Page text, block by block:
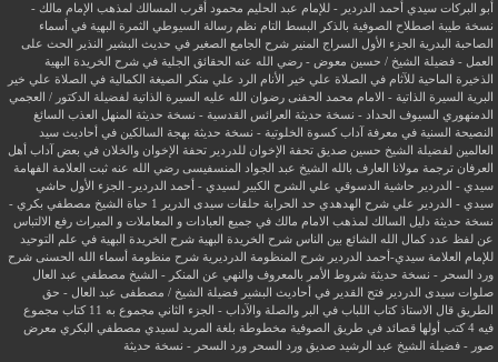
أبو البركات سيدي أحمد الدردير - للإمام عبد الحليم محمود
أقرب المسالك لمذهب الإمام مالك -
نسخة طيبة اصطلاح الصوفية بالذكر البسط التام نظم رسالة السيوطي
الثمرة البهية في أسماء
الصاحبة البدرية
الجزء الأول السراج المنير شرح الجامع الصغير في حديث البشير النذير
الحث على
العمل - فضيلة الشيخ / حسين معوض - رضي الله عنه
الحقائق الجلية في شرح الخريدة البهية
الذخيرة الماحية للآثام في الصلاة علي خير الأنام
الرد علي منكر الصيغة الكمالية في الصلاة علي خير
البرية
السيرة الذاتية - الامام محمد الحفنى رضوان الله عليه
السيرة الذاتية لفضيلة الدكتور / العجمي
الدمنهوري
السيوف الحداد - نسخة حديثة العرائس القدسية - نسخة حديثة
المنهل العذب السائغ
النصيحة السنية في معرفة آداب كسوة الخلوتية - نسخة حديثة بهجة السالكين في أحاديث سيد
العالمين لفضيلة الشيخ حسين صديق
تحفة الإخوان للدردير تحفة الإخوان والخلان في بعض آداب أهل
العرفان ترجمة مولانا العارف بالله الشيخ عبد الجواد المنسفيسى رضي الله عنه ثبت العلامة الفهامة
سيدي - الدردير
حاشية الدسوقي علي الشرح الكبير لسيدي - أحمد الدردير- الجزء الأول حاشي
سيدي - الدردير علي شرح الهدهدي حد الحرابة حلقات سيدى الدرير 1
حياة الشيخ مصطفي بكري -
نسخة حديثة دليل السالك لمذهب الامام مالك في جميع العبادات و المعاملات و الميراث رفع الالتباس
عن لفظ عدد كمال الله الشائع بين الناس شرح الخريدة البهية شرح الخريدة البهية في علم التوحيد
للإمام العلامة سيدي-أحمد الدردير شرح المنظومة الدرديرية شرح منظومة أسماء الله الحسنى شرح
ورد السحر - نسخة حديثة شروط الأمر بالمعروف والنهي عن المنكر - الشيخ مصطفي عبد العال
صلوات سيدى الدردير فتح القدير في أحاديث البشير فضيلة الشيخ / مصطفى عبد العال - حق
الطريق
قال الاستاذ كتاب اللباب في البر والصلة والآداب - الجزء الثاني مجموع به 11 كتاب
مجموع
فيه 4 كتب أولها قصائد في طريق الصوفية
مخطوطة بلغة المريد لسيدي مصطفي البكري معرض
صور - فضيلة الشيخ عبد الرشيد صديق
ورد السحر ورد السحر - نسخة حديثة